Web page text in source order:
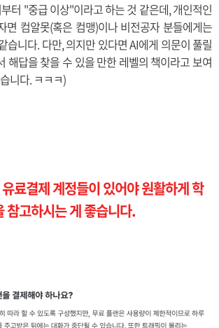
터 "중급 이상"이라고 하는 것 같은데, 개인적인
면 컴알못(혹은 컴맹)이나 비전공자 분들에게는
습니다. 다만, 의지만 있다면 AI에게 의문이 풀릴
해답을 찾을 수 있을 만한 레벨의 책이라고 보여
니다. ㅋㅋㅋ)
료결제 계정들이 있어야 원활하게 학
참고하시는 게 좋습니다.